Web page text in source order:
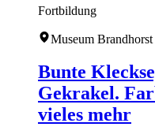
Fortbildung
Museum Brandhorst
Bunte
Gekrakel.
vieles mehr